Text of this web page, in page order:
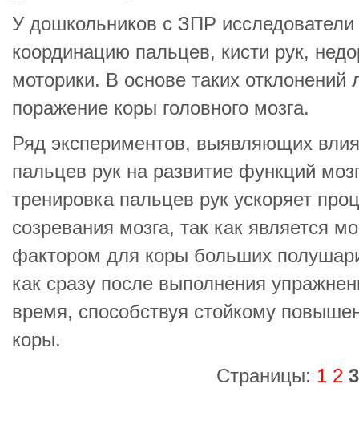
У дошкольников с ЗПР
координацию пальцев, кисти рук,
моторики. В основе таких
поражение коры головного мозга.
Ряд экспериментов, выявляющих
пальцев рук на развитие функций
тренировка пальцев рук ускоряет
созревания мозга, так как является
фактором для коры больших
как сразу после выполнения
время, способствуя стойкому
коры.
Страницы: 1 2 3